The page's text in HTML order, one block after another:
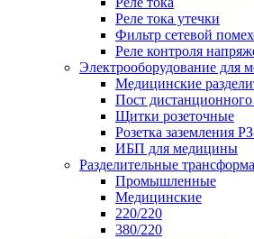
Реле тока утечки
Фильтр сетевой
Реле контроля
Электрооборудование для
Медицинские
Пост
Щитки розеточные
Розетка заземления
ИБП для медицины
Разделительные
Промышленные
Медицинские
220/220
380/220